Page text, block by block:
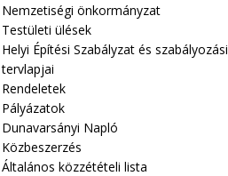
Nemzetiségi önkormányzat
Testületi ülések
Helyi Építési Szabályzat és szabályozási
tervlapjai
Rendeletek
Pályázatok
Dunavarsányi Napló
Közbeszerzés
Általános közzétételi lista